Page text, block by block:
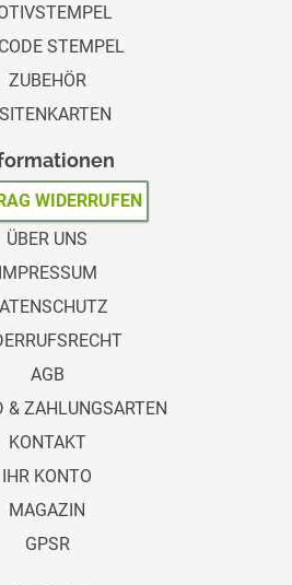
STEMPEL
ZUBEHÖR
WIDERRUFEN
ÜBER UNS
IMPRESSUM
AGB
& ZAHLUNGSARTEN
KONTAKT
IHR KONTO
MAGAZIN
GPSR